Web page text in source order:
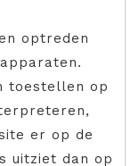
optreden
toestellen op
er op de
uitziet dan op